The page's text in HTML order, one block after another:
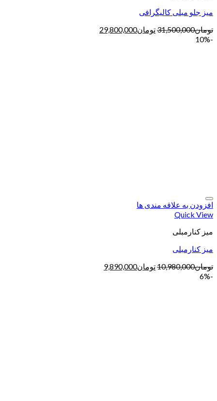
میز جلو مبلی کالیگرافی
تومان31,500,000تومان29,800,000
-10%
افزودن به علاقه مندی ها
Quick View
میز کنارمبلی
میز کنارمبلی
تومان10,980,000تومان9,890,000
-6%